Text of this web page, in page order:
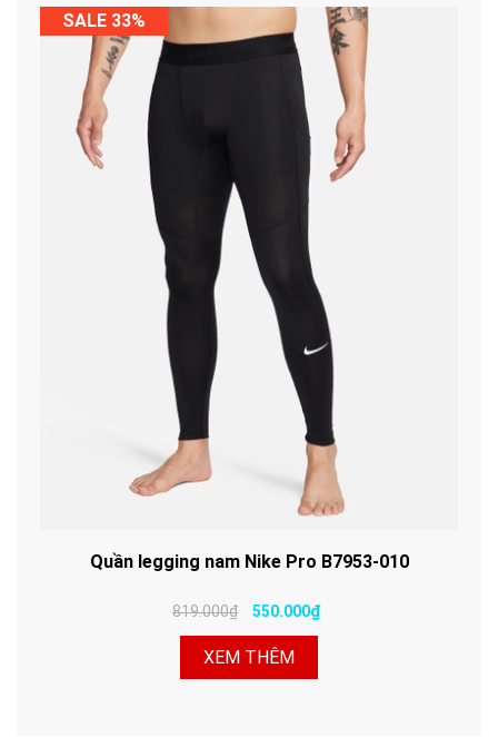
SALE 33%
Quần legging nam Nike Pro B7953-010
819.000₫ 550.000₫
XEM THÊM